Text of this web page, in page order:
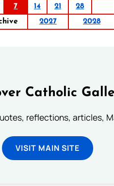
7 14 21
28
2027 2028
Catholic
reflections, articles,
VISIT MAIN SITE